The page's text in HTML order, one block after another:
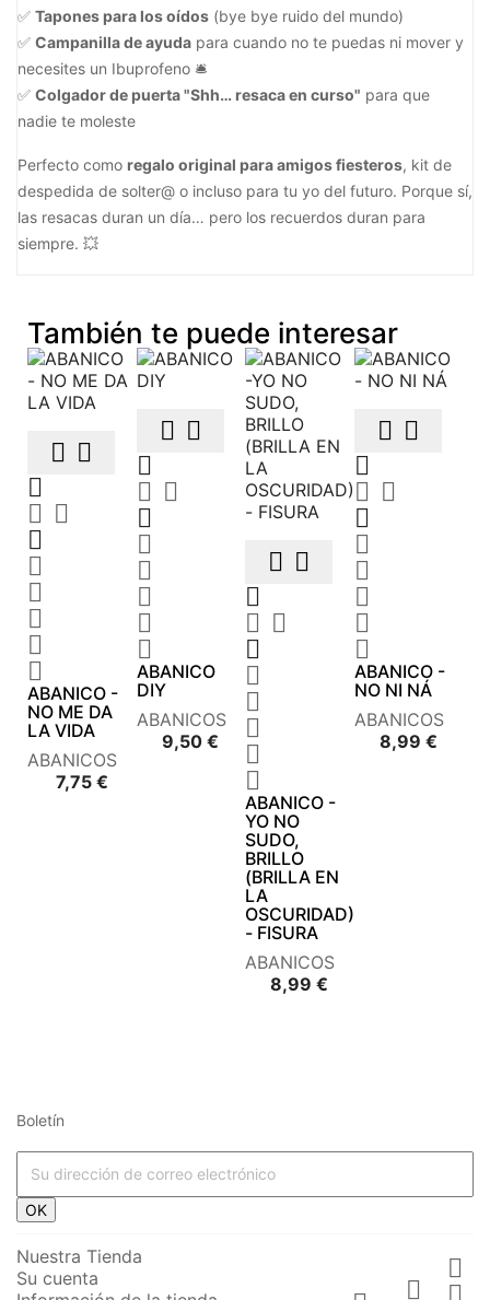
✅ Tapones para los oídos (bye bye ruido del mundo)
✅ Campanilla de ayuda para cuando no te puedas ni mover y
necesites un Ibuprofeno 🛎️
✅ Colgador de puerta "Shh… resaca en curso" para que
nadie te moleste
Perfecto como regalo original para amigos fiesteros, kit de
despedida de solter@ o incluso para tu yo del futuro. Porque sí,
las resacas duran un día… pero los recuerdos duran para
siempre. 💥
También te puede interesar
 

 






ABANICO -
NO ME DA
LA VIDA
ABANICOS
7,75 €Precio
 

 






ABANICO
DIY
ABANICOS
9,50 € Precio
 

 






ABANICO -
YO NO
SUDO,
BRILLO
(BRILLA EN
LA
OSCURIDAD)
- FISURA
ABANICOS
8,99 €
 

 






ABANICO -
NO NI NÁ
ABANICOS
8,99 €Precio

 




 


 
 
Boletín
OK
Nuestra Tienda


Su cuenta 